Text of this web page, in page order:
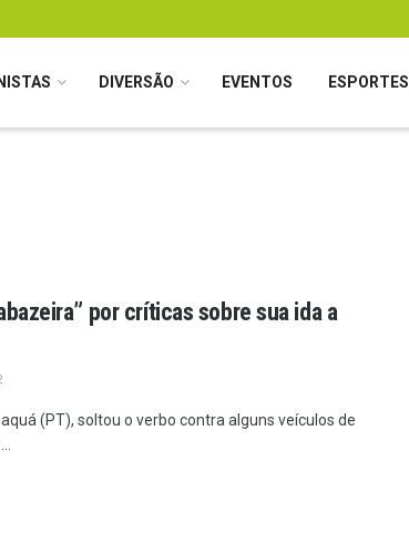
DIVERSÃO EVENTOS ESPORTES
por críticas sobre sua ida a
(PT), soltou o verbo contra alguns veículos de